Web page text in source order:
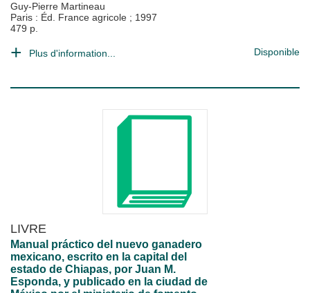
Guy-Pierre Martineau
Paris : Éd. France agricole ; 1997
479 p.
Plus d'information... Disponible
LIVRE
Manual práctico del nuevo ganadero
mexicano, escrito en la capital del
estado de Chiapas, por Juan M.
Esponda, y publicado en la ciudad de